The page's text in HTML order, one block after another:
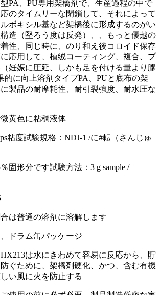
PA、PU専用架橋剤で、生産過程の中で
のタイムリーな閉鎖して、それによって
ボキシル基など架橋後に形成するのがい
造（堅ろう度は反発）、、もっと優越の
性、同じ時に、のり和え後コロイド保存
応用して、植绒コーティング、複合、プ
妊娠に圧延、しかも足を付ける量より膠
的に向上溶剤タイプPA、PUと底布の架
製品の耐摩耗性、耐引裂強度、耐水圧な
黄色に粘稠液体
粘度試験規格：NDJ-1 /に#転（さんじゅ
固形分です試験方法：3 g sample /
は普通の溶剤に溶解します
ドラム缶パッケージ
は水にきわめて容易に反応から、貯
ぐために、架橋剤硬化、かつ、含む有機
い風に火を防止する